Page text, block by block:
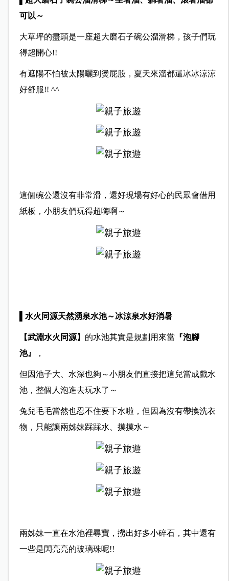
可以～
大草坪的盡頭是一座超大磨石子碗公溜滑梯，孩子們玩
得超開心!!
有遮陽不怕被太陽曬到燙屁股，夏天來溜都還冰冰涼涼
好舒服!! ^^
這個碗公還沒有非常滑，還好現場有好心的民眾會借用
紙板，小朋友們玩得超嗨啊～
▌水火同源天然湧泉水池～冰涼泉水好消暑
【武淵水火同源】 的水池其實是規劃用來當 『泡腳
池』
，
但因池子大、水深也夠～小朋友們直接把這兒當成戲水
池，整個人泡進去玩水了～
兔兒毛毛當然也忍不住要下水啦，但因為沒有帶換洗衣
物，只能讓兩姊妹踩踩水、摸摸水～
兩姊妹一直在水池裡尋寶，撈出好多小碎石，其中還有
一些是閃亮亮的玻璃珠呢!!